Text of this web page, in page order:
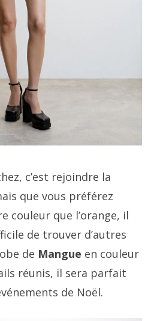
c’est rejoindre la
que vous préférez
couleur que l’orange, il
de trouver d’autres
de Mangue en couleur
réunis, il sera parfait
de Noël.